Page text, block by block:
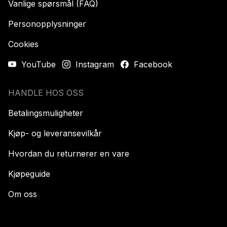
Vanlige spørsmål (FAQ)
Personopplysninger
Cookies
YouTube
Instagram Facebook
HANDLE HOS OSS
Betalingsmuligheter
Kjøp- og leveransevilkår
Hvordan du returnerer en vare
Kjøpeguide
Om oss